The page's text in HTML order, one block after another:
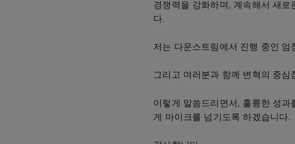
경쟁력을 강화하며, 계속해서 새로
다.
저는 다운스트림에서 진행 중인 엄
그리고 여러분과 함께 변혁의 중
이렇게 말씀드리면서, 훌륭한 성과
게 마이크를 넘기도록 하겠습니다.